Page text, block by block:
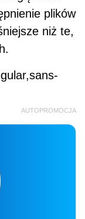
plików
niż te,
AUTOPROMOCJA